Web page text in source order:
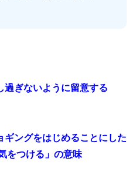
過ぎないように留意する
ギングをはじめることにした
をつける」の意味